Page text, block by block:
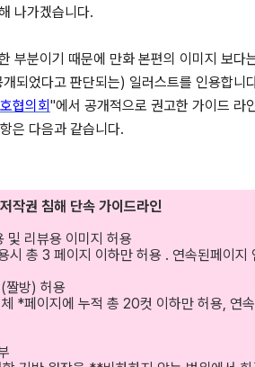
나가겠습니다.
부분이기 때문에 만화 본편의 이미지 보다
되었다고 판단되는) 일러스트를 인용합니
협의회"에서 공개적으로 권고한 가이드 라
은 다음과 같습니다.
작권 침해 단속 가이드라인
및 리뷰용 이미지 허용
시 총 3 페이지 이하만 허용 . 연속된페이지
짤방) 허용
*페이지에 누적 총 20컷 이하만 허용, 연